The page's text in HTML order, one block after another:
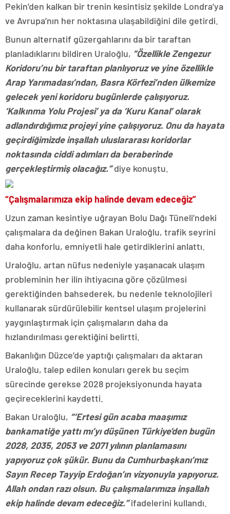
Pekin’den kalkan bir trenin kesintisiz şekilde Londra’ya
ve Avrupa’nın her noktasına ulaşabildiğini dile getirdi.
Bunun alternatif güzergahlarını da bir taraftan
planladıklarını bildiren Uraloğlu, “Özellikle Zengezur
Koridoru’nu bir taraftan planlıyoruz ve yine özellikle
Arap Yarımadası’ndan, Basra Körfezi’nden ülkemize
gelecek yeni koridoru bugünlerde çalışıyoruz.
‘Kalkınma Yolu Projesi’ ya da ‘Kuru Kanal’ olarak
adlandırdığımız projeyi yine çalışıyoruz. Onu da hayata
geçirdiğimizde inşallah uluslararası koridorlar
noktasında ciddi adımları da beraberinde
gerçekleştirmiş olacağız.”diye konuştu.
“Çalışmalarımıza ekip halinde devam edeceğiz”
Uzun zaman kesintiye uğrayan Bolu Dağı Tüneli’ndeki
çalışmalara da değinen Bakan Uraloğlu, trafik seyrini
daha konforlu, emniyetli hale getirdiklerini anlattı.
Uraloğlu, artan nüfus nedeniyle yaşanacak ulaşım
probleminin her ilin ihtiyacına göre çözülmesi
gerektiğinden bahsederek, bu nedenle teknolojileri
kullanarak sürdürülebilir kentsel ulaşım projelerini
yaygınlaştırmak için çalışmaların daha da
hızlandırılması gerektiğini belirtti.
Bakanlığın Düzce’de yaptığı çalışmaları da aktaran
Uraloğlu, talep edilen konuları gerek bu seçim
sürecinde gerekse 2028 projeksiyonunda hayata
geçireceklerini kaydetti.
Bakan Uraloğlu, “‘Ertesi gün acaba maaşımız
bankamatiğe yattı mı’yı düşünen Türkiye’den bugün
2028, 2035, 2053 ve 2071 yılının planlamasını
yapıyoruz çok şükür. Bunu da Cumhurbaşkanı’mız
Sayın Recep Tayyip Erdoğan’ın vizyonuyla yapıyoruz.
Allah ondan razı olsun. Bu çalışmalarımıza inşallah
ekip halinde devam edeceğiz.”ifadelerini kullandı.